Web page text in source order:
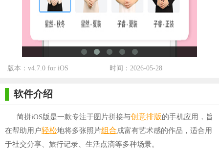
版本：v4.7.0 for iOS 时间：2026-05-28
软件介绍
简拼iOS版是一款专注于图片拼接与创意排版的手机应用，旨
在帮助用户轻松地将多张照片组合成富有艺术感的作品，适合用
于社交分享、旅行记录、生活点滴等多种场景。